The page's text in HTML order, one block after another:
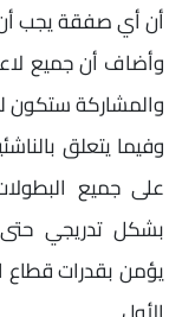
أن أي صفقة يجب
وأضاف أن جميع
والمشاركة ستكون
وفيما يتعلق
على جميع
بشكل تدريجي حتى
يؤمن بقدرات